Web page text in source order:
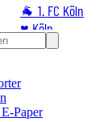
🐐 1. FC Köln
♥️ Köln
⭐ Promi
🛒 Shoppingwelt
🧩 Spiele
Paper